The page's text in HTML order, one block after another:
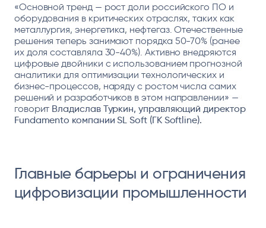
«Основной тренд — рост доли российского ПО и
оборудования в критических отраслях, таких как
металлургия, энергетика, нефтегаз. Отечественные
решения теперь занимают порядка 50-70% (ранее
их доля составляла 30-40%). Активно внедряются
цифровые двойники с использованием прогнозной
аналитики для оптимизации технологических и
бизнес-процессов, наряду с ростом числа самих
решений и разработчиков в этом направлении» —
говорит Владислав Туркин, управляющий директор
Fundamento компании SL Soft (ГК Softline).
Главные барьеры и ограничения
цифровизации промышленности